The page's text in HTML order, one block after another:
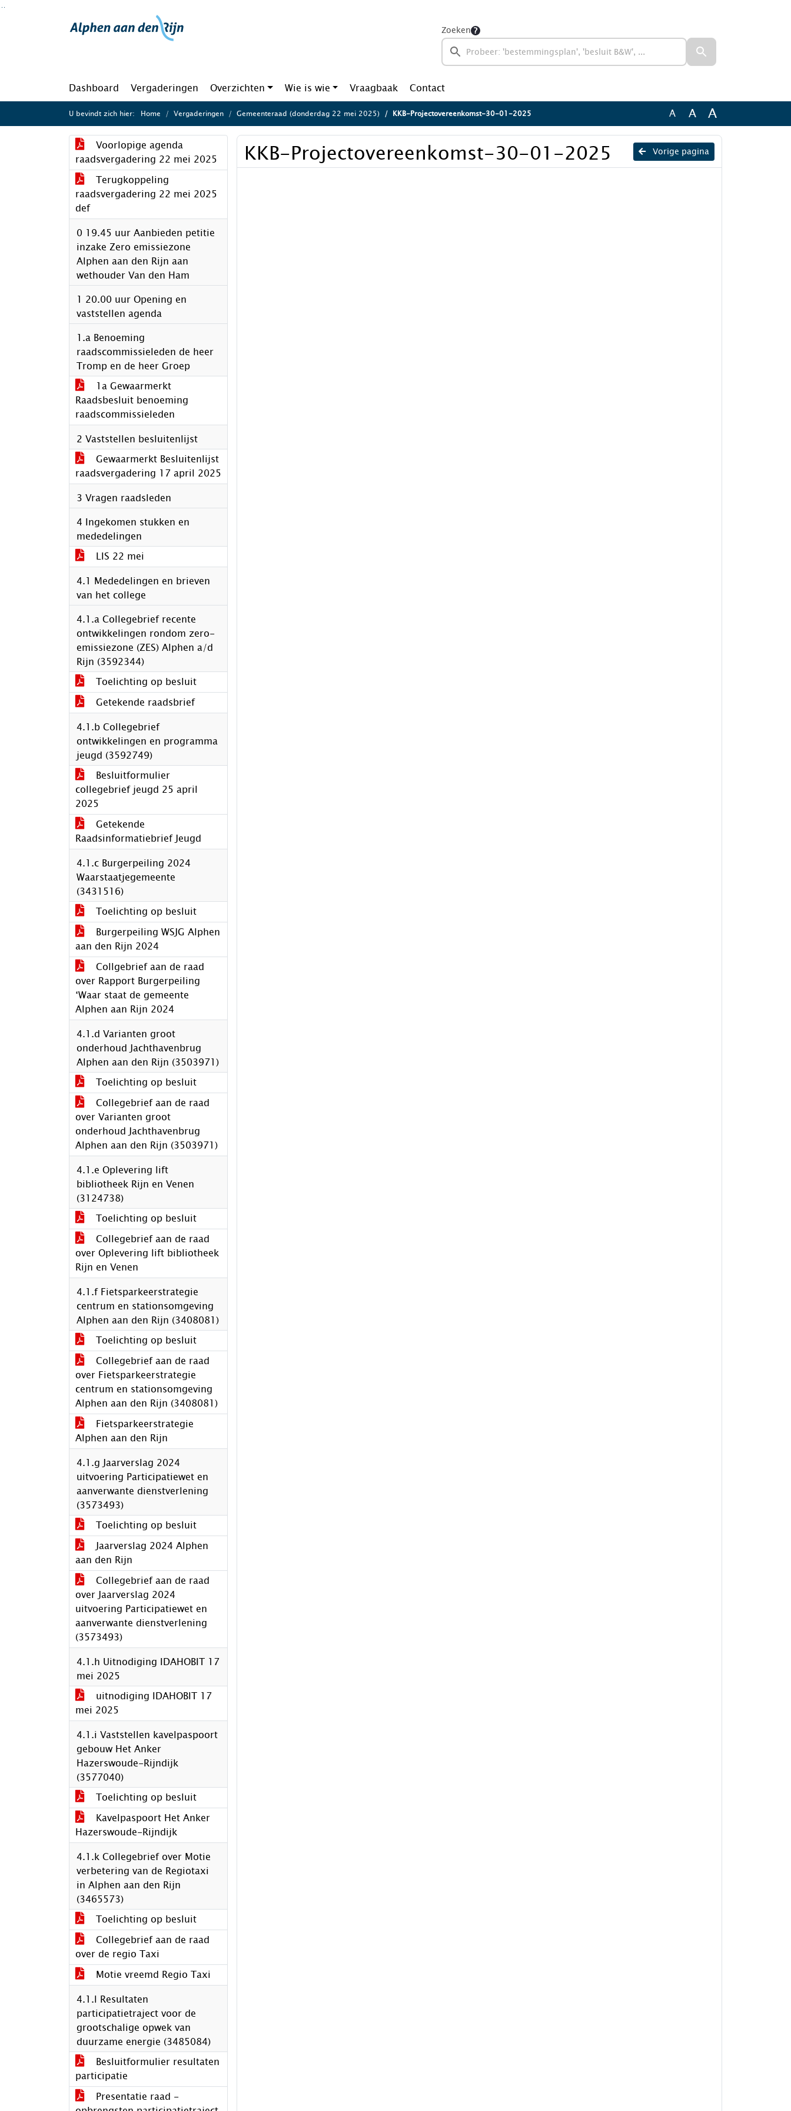
Ga naar de inhoud van deze pagina
Zoeken
Dashboard Vergaderingen Overzichten Wie is wie Vraagbaak Contact
U bevindt zich hier: Home Vergaderingen Gemeenteraad (donderdag 22 mei 2025) KKB-Projectovereenkomst-30-01-2025 A A A
Voorlopige agenda
raadsvergadering 22 mei 2025
Terugkoppeling
raadsvergadering 22 mei 2025
def
0 19.45 uur Aanbieden petitie
inzake Zero emissiezone
Alphen aan den Rijn aan
wethouder Van den Ham
1 20.00 uur Opening en
vaststellen agenda
1.a Benoeming
raadscommissieleden de heer
Tromp en de heer Groep
1a Gewaarmerkt
Raadsbesluit benoeming
raadscommissieleden
2 Vaststellen besluitenlijst
Gewaarmerkt Besluitenlijst
raadsvergadering 17 april 2025
3 Vragen raadsleden
4 Ingekomen stukken en
mededelingen
LIS 22 mei
4.1 Mededelingen en brieven
van het college
4.1.a Collegebrief recente
ontwikkelingen rondom zero-
emissiezone (ZES) Alphen a/d
Rijn (3592344)
Toelichting op besluit
Getekende raadsbrief
4.1.b Collegebrief
ontwikkelingen en programma
jeugd (3592749)
Besluitformulier
collegebrief jeugd 25 april
2025
Getekende
Raadsinformatiebrief Jeugd
4.1.c Burgerpeiling 2024
Waarstaatjegemeente
(3431516)
Toelichting op besluit
Burgerpeiling WSJG Alphen
aan den Rijn 2024
Collgebrief aan de raad
over Rapport Burgerpeiling
‘Waar staat de gemeente
Alphen aan Rijn 2024
4.1.d Varianten groot
onderhoud Jachthavenbrug
Alphen aan den Rijn (3503971)
Toelichting op besluit
Collegebrief aan de raad
over Varianten groot
onderhoud Jachthavenbrug
Alphen aan den Rijn (3503971)
4.1.e Oplevering lift
bibliotheek Rijn en Venen
(3124738)
Toelichting op besluit
Collegebrief aan de raad
over Oplevering lift bibliotheek
Rijn en Venen
4.1.f Fietsparkeerstrategie
centrum en stationsomgeving
Alphen aan den Rijn (3408081)
Toelichting op besluit
Collegebrief aan de raad
over Fietsparkeerstrategie
centrum en stationsomgeving
Alphen aan den Rijn (3408081)
Fietsparkeerstrategie
Alphen aan den Rijn
4.1.g Jaarverslag 2024
uitvoering Participatiewet en
aanverwante dienstverlening
(3573493)
Toelichting op besluit
Jaarverslag 2024 Alphen
aan den Rijn
Collegebrief aan de raad
over Jaarverslag 2024
uitvoering Participatiewet en
aanverwante dienstverlening
(3573493)
4.1.h Uitnodiging IDAHOBIT 17
mei 2025
uitnodiging IDAHOBIT 17
mei 2025
4.1.i Vaststellen kavelpaspoort
gebouw Het Anker
Hazerswoude-Rijndijk
(3577040)
Toelichting op besluit
Kavelpaspoort Het Anker
Hazerswoude-Rijndijk
4.1.k Collegebrief over Motie
verbetering van de Regiotaxi
in Alphen aan den Rijn
(3465573)
Toelichting op besluit
Collegebrief aan de raad
over de regio Taxi
Motie vreemd Regio Taxi
4.1.l Resultaten
participatietraject voor de
grootschalige opwek van
duurzame energie (3485084)
Besluitformulier resultaten
participatie
Presentatie raad -
Vorige pagina
KKB-Projectovereenkomst-30-01-2025